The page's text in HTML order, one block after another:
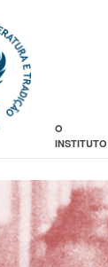
O
INSTITUTO